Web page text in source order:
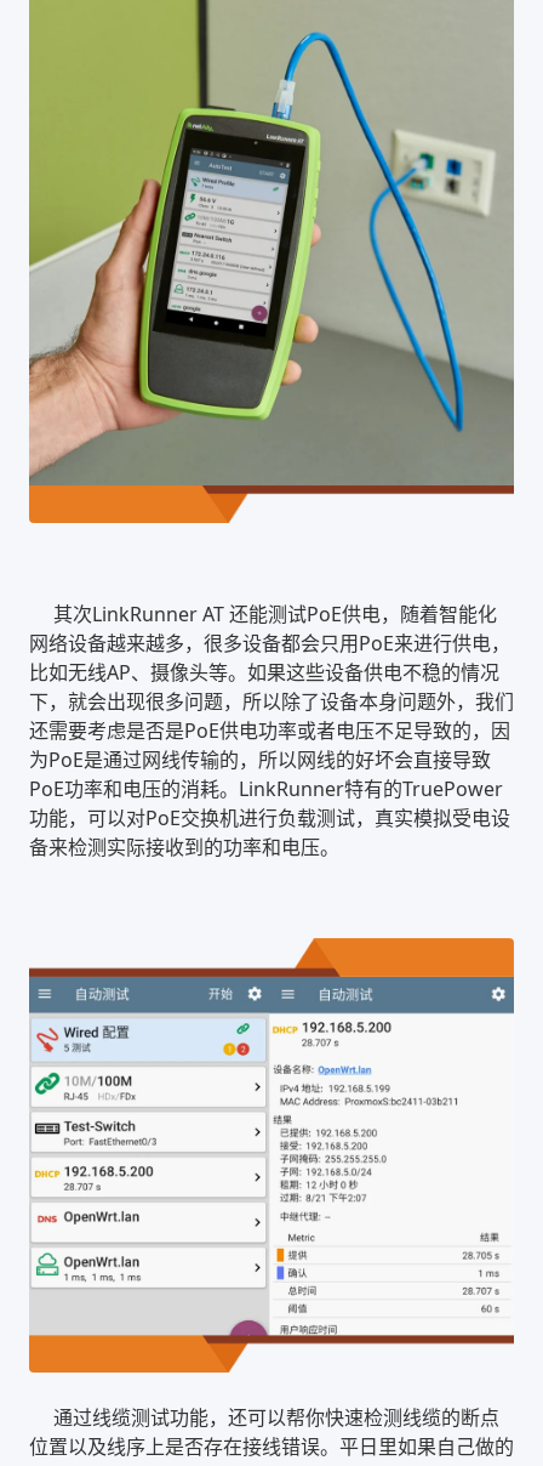
其次LinkRunner AT 还能测试PoE供电，随着智能化
网络设备越来越多，很多设备都会只用PoE来进行供电，
比如无线AP、摄像头等。如果这些设备供电不稳的情况
下，就会出现很多问题，所以除了设备本身问题外，我们
还需要考虑是否是PoE供电功率或者电压不足导致的，因
为PoE是通过网线传输的，所以网线的好坏会直接导致
PoE功率和电压的消耗。LinkRunner特有的TruePower
功能，可以对PoE交换机进行负载测试，真实模拟受电设
备来检测实际接收到的功率和电压。
通过线缆测试功能，还可以帮你快速检测线缆的断点
位置以及线序上是否存在接线错误。平日里如果自己做的